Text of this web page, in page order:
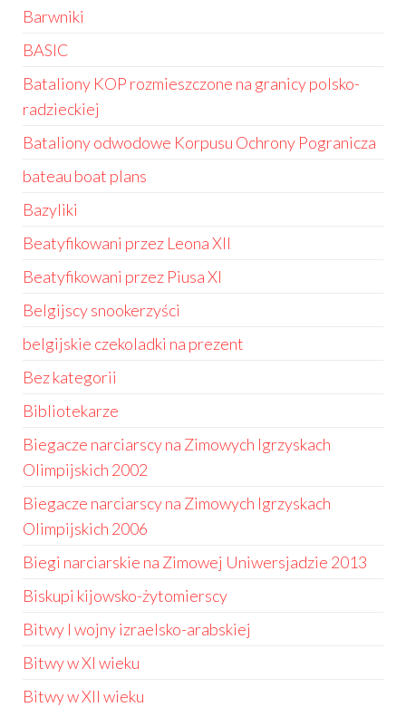
Barwniki
BASIC
Bataliony KOP rozmieszczone na granicy polsko-
radzieckiej
Bataliony odwodowe Korpusu Ochrony Pogranicza
bateau boat plans
Bazyliki
Beatyfikowani przez Leona XII
Beatyfikowani przez Piusa XI
Belgijscy snookerzyści
belgijskie czekoladki na prezent
Bez kategorii
Bibliotekarze
Biegacze narciarscy na Zimowych Igrzyskach
Olimpijskich 2002
Biegacze narciarscy na Zimowych Igrzyskach
Olimpijskich 2006
Biegi narciarskie na Zimowej Uniwersjadzie 2013
Biskupi kijowsko-żytomierscy
Bitwy I wojny izraelsko-arabskiej
Bitwy w XI wieku
Bitwy w XII wieku